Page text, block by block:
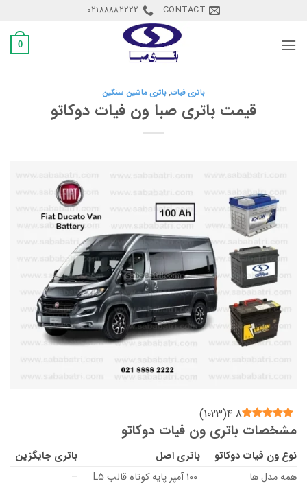
content
CONTACT
02188882222
0
باتری فیات,باتری ماشین سنگین
قیمت باتری صبا ون فیات دوکاتو
4.8
(
1023
)
مشخصات باتری ون فیات دوکاتو
نوع ون فیات دوکاتو باتری اصل
باتری جایگزین
همه مدل ها
100 آمپر پایه کوتاه قالب L5 –